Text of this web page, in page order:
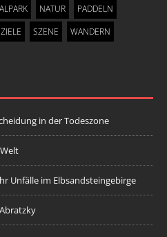
NATUR
PADDELN
SZENE
WANDERN
in der Todeszone
Unfälle im Elbsandsteingebirge